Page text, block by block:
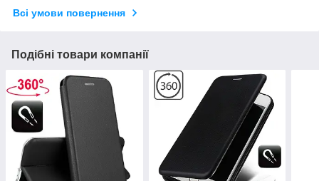
Всі умови повернення
Подібні товари компанії